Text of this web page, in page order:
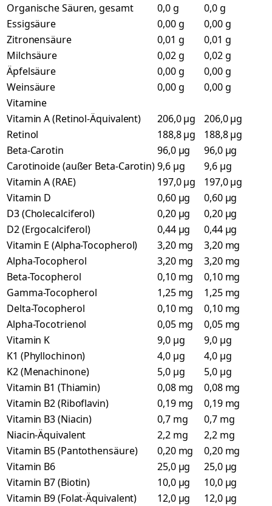
Organische Säuren, gesamt
0,0 g
0,0 g
Essigsäure
0,00 g
0,00 g
Zitronensäure
0,01 g
0,01 g
Milchsäure
0,02 g
0,02 g
Äpfelsäure
0,00 g
0,00 g
Weinsäure
0,00 g
0,00 g
Vitamine
Vitamin A (Retinol-Äquivalent)
206,0 µg
206,0 µg
Retinol
188,8 µg
188,8 µg
Beta-Carotin
96,0 µg
96,0 µg
Carotinoide (außer Beta-Carotin)9,6 µg
9,6 µg
Vitamin A (RAE)
197,0 µg
197,0 µg
Vitamin D
0,60 µg
0,60 µg
D3 (Cholecalciferol)
0,20 µg
0,20 µg
D2 (Ergocalciferol)
0,44 µg
0,44 µg
Vitamin E (Alpha-Tocopherol)
3,20 mg
3,20 mg
Alpha-Tocopherol
3,20 mg
3,20 mg
Beta-Tocopherol
0,10 mg
0,10 mg
Gamma-Tocopherol
1,25 mg
1,25 mg
Delta-Tocopherol
0,10 mg
0,10 mg
Alpha-Tocotrienol
0,05 mg
0,05 mg
Vitamin K
9,0 µg
9,0 µg
K1 (Phyllochinon)
4,0 µg
4,0 µg
K2 (Menachinone)
5,0 µg
5,0 µg
Vitamin B1 (Thiamin)
0,08 mg
0,08 mg
Vitamin B2 (Riboflavin)
0,19 mg
0,19 mg
Vitamin B3 (Niacin)
0,7 mg
0,7 mg
Niacin-Äquivalent
2,2 mg
2,2 mg
Vitamin B5 (Pantothensäure)
0,20 mg
0,20 mg
Vitamin B6
25,0 µg
25,0 µg
Vitamin B7 (Biotin)
10,0 µg
10,0 µg
Vitamin B9 (Folat-Äquivalent)
12,0 µg
12,0 µg